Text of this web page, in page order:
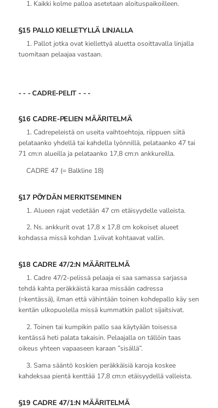
1. Kaikki kolme palloa asetetaan aloituspaikoilleen.
§15 PALLO KIELLETYLLÄ LINJALLA
1. Pallot jotka ovat kiellettyä aluetta osoittavalla linjalla
tuomitaan pelaajaa vastaan.
- - - CADRE-PELIT - - -
§16 CADRE-PELIEN MÄÄRITELMÄ
1. Cadrepeleistä on useita vaihtoehtoja, riippuen siitä
pelataanko yhdellä tai kahdella lyönnillä, pelataanko 47 tai
71 cm:n alueilla ja pelataanko 17,8 cm:n ankkureilla.
CADRE 47 (= Balkline 18)
§17 PÖYDÄN MERKITSEMINEN
1. Alueen rajat vedetään 47 cm etäisyydelle valleista.
2. Ns. ankkurit ovat 17,8 x 17,8 cm kokoiset alueet
kohdassa missä kohdan 1.viivat kohtaavat vallin.
§18 CADRE 47/2:N MÄÄRITELMÄ
1. Cadre 47/2-pelissä pelaaja ei saa samassa sarjassa
tehdä kahta peräkkäistä karaa missään cadressa
(=kentässä), ilman että vähintään toinen kohdepallo käy sen
kentän ulkopuolella missä kummatkin pallot sijaitsivat.
2. Toinen tai kumpikin pallo saa käytyään toisessa
kentässä heti palata takaisin. Pelaajalla on tällöin taas
oikeus yhteen vapaaseen karaan ”sisällä”.
3. Sama sääntö koskien peräkkäisiä karoja koskee
kahdeksaa pientä kenttää 17,8 cm:n etäisyydellä valleista.
§19 CADRE 47/1:N MÄÄRITELMÄ